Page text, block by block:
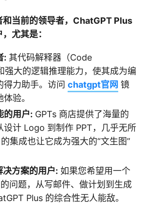
和当前的领导者，ChatGPT Plus
尤其是：
: 其代码解释器（Code
大的逻辑推理能力，使其成为编
得力助手。访问 chatgpt官网 镜
验。
的用户: GPTs 商店提供了海量的
设计 Logo 到制作 PPT，几乎无所
集成也让它成为强大的“文生图”
决方案的用户: 如果您希望用一个
问题，从写邮件、做计划到生成
Plus 的综合性无人能敌。